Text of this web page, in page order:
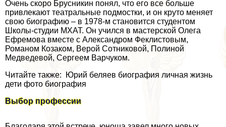
Очень скоро Брусникин понял, что его все больше
привлекают театральные подмостки, и он круто меняет
свою биографию – в 1978-м становится студентом
Школы-студии МХАТ. Он учился в мастерской Олега
Ефремова вместе с Александром Феклистовым,
Романом Козаком, Верой Сотниковой, Полиной
Медведевой, Сергеем Варчуком.
Читайте также: Юрий беляев биография личная жизнь
дети фото биография
Выбор профессии